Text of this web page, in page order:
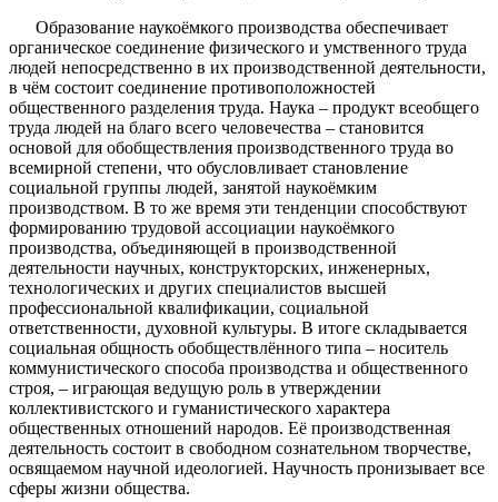
Образование наукоёмкого производства обеспечивает
органическое соединение физического и умственного труда
людей непосредственно в их производственной деятельности,
в чём состоит соединение противоположностей
общественного разделения труда. Наука – продукт всеобщего
труда людей на благо всего человечества – становится
основой для обобществления производственного труда во
всемирной степени, что обусловливает становление
социальной группы людей, занятой наукоёмким
производством. В то же время эти тенденции способствуют
формированию трудовой ассоциации наукоёмкого
производства, объединяющей в производственной
деятельности научных, конструкторских, инженерных,
технологических и других специалистов высшей
профессиональной квалификации, социальной
ответственности, духовной культуры. В итоге складывается
социальная общность обобществлённого типа – носитель
коммунистического способа производства и общественного
строя, – играющая ведущую роль в утверждении
коллективистского и гуманистического характера
общественных отношений народов. Её производственная
деятельность состоит в свободном сознательном творчестве,
освящаемом научной идеологией. Научность пронизывает все
сферы жизни общества.